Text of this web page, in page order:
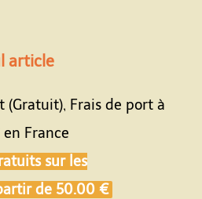
article
(Gratuit), Frais de port à
en France
sur les
de 50.00 €